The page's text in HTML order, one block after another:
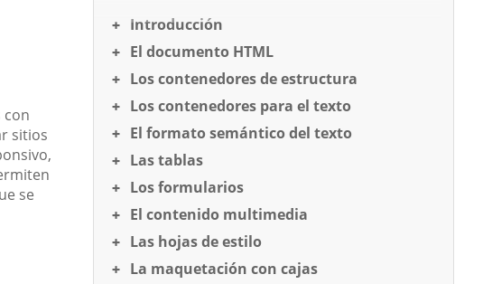
con
sitios
se
Introducción
El documento HTML
Los contenedores de estructura
Los contenedores para el texto
El formato semántico del texto
Las tablas
Los formularios
El contenido multimedia
Las hojas de estilo
La maquetación con cajas